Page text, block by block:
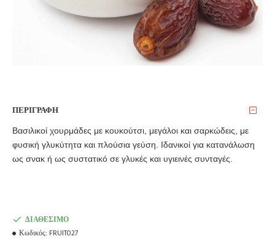
ΠΕΡΙΓΡΑΦΗ
Βασιλικοί χουρμάδες με κουκούτσι, μεγάλοι και σαρκώδεις, με
φυσική γλυκύτητα και πλούσια γεύση. Ιδανικοί για κατανάλωση
ως σνακ ή ως συστατικό σε γλυκές και υγιεινές συνταγές.
ΔΙΑΘΈΣΙΜΟ
Κωδικός: FRUIT027